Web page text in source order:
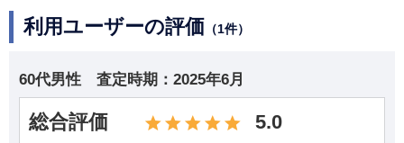
利用ユーザーの評価 （1件）
60代男性 査定時期： 2025年6月
総合評価 5.0